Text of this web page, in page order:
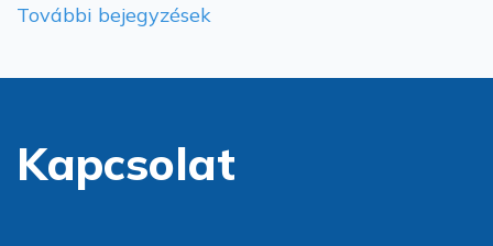
További bejegyzések
Kapcsolat